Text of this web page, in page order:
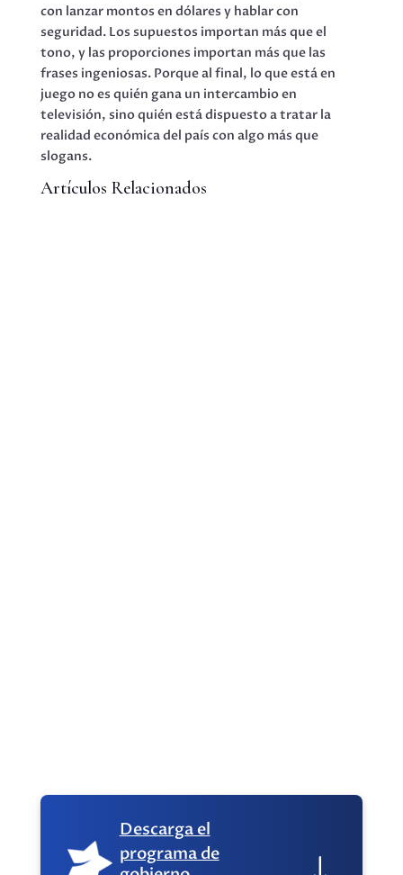
con lanzar montos en dólares y hablar con
seguridad. Los supuestos importan más que el
tono, y las proporciones importan más que las
frases ingeniosas. Porque al final, lo que está en
juego no es quién gana un intercambio en
televisión, sino quién está dispuesto a tratar la
realidad económica del país con algo más que
slogans.
Artículos Relacionados
Descarga el
programa de